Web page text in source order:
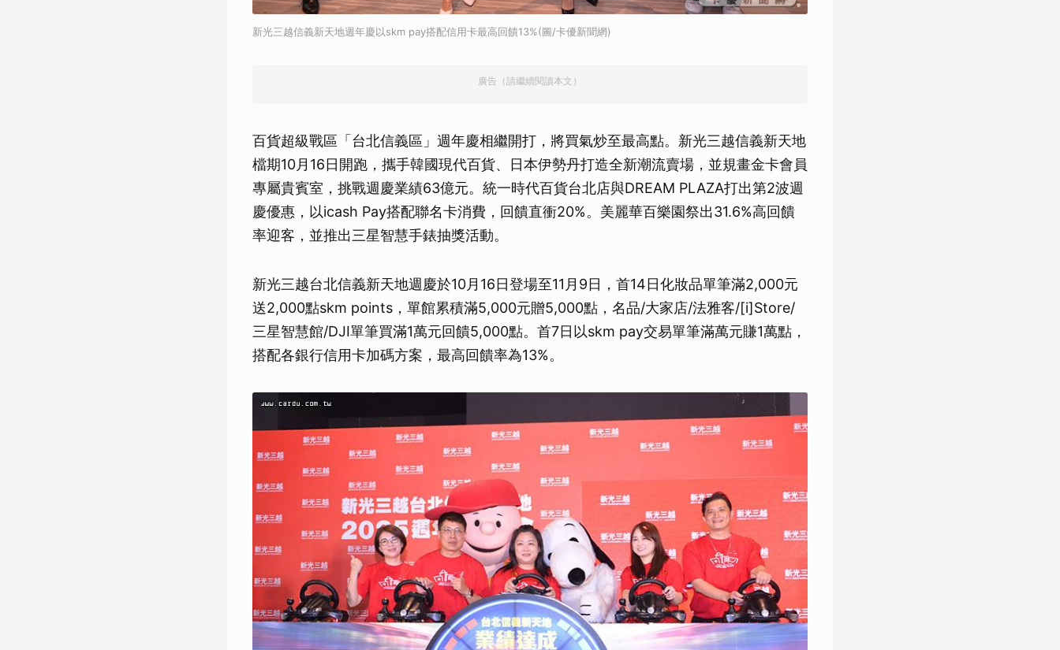
新光三越信義新天地週年慶以skm pay搭配信用卡最高回饋13%(圖/卡優新聞網)
廣告（請繼續閱讀本文）
百貨超級戰區「台北信義區」週年慶相繼開打，將買氣炒至最高點。新光三越信義新天地
檔期10月16日開跑，攜手韓國現代百貨、日本伊勢丹打造全新潮流賣場，並規畫金卡會員
專屬貴賓室，挑戰週慶業績63億元。統一時代百貨台北店與DREAM PLAZA打出第2波週
慶優惠，以icash Pay搭配聯名卡消費，回饋直衝20%。美麗華百樂園祭出31.6%高回饋
率迎客，並推出三星智慧手錶抽獎活動。
新光三越台北信義新天地週慶於10月16日登場至11月9日，首14日化妝品單筆滿2,000元
送2,000點skm points，單館累積滿5,000元贈5,000點，名品/大家店/法雅客/[i]Store/
三星智慧館/DJI單筆買滿1萬元回饋5,000點。首7日以skm pay交易單筆滿萬元賺1萬點，
搭配各銀行信用卡加碼方案，最高回饋率為13%。